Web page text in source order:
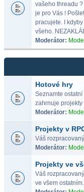
vašeho threadu
je pro Vás !
pracujete. I
všeho.
Moderátor:
Hotové hry
Seznamte
zahrnuje
Moderátor:
Projekty v
Váš
Moderátor:
Projekty ve
Váš
ve všem ostatním.